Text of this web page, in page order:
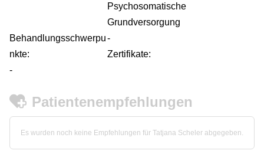
Psychosomatische
Grundversorgung
Behandlungsschwerpu
nkte:
-
Zertifikate:
-
Patientenempfehlungen
Es wurden noch keine Empfehlungen für Tatjana Scheler abgegeben.